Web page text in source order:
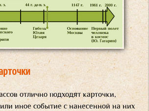
отлично подходят карточки,
иное событие с нанесенной на них